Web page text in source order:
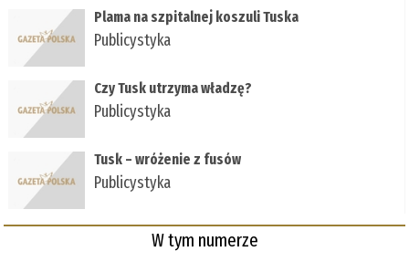
Plama na szpitalnej koszuli Tuska
Publicystyka
Czy Tusk utrzyma władzę?
Publicystyka
Tusk – wróżenie z fusów
Publicystyka
W tym numerze